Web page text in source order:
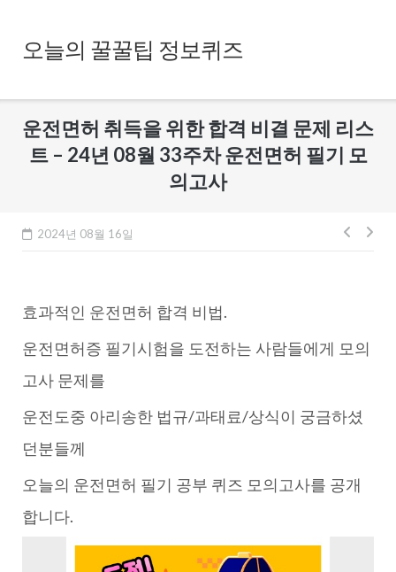
content오늘의 꿀꿀팁 정보퀴즈
운전면허 취득을 위한 합격 비결 문제 리스
트 – 24년 08월 33주차 운전면허 필기 모
의고사
2024년 08월 16일
글
이
효과적인 운전면허 합격 비법.
운전면허증 필기시험을 도전하는 사람들에게 모의
고사 문제를
운전도중 아리송한 법규/과태료/상식이 궁금하셨
던분들께
오늘의 운전면허 필기 공부 퀴즈 모의고사를 공개
합니다.